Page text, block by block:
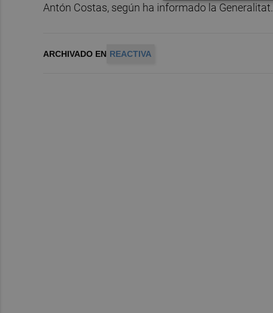
Antón Costas, según ha informado la Generalitat.
ARCHIVADO EN REACTIVA